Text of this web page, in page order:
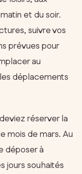
et du soir.
suivre vos
prévues pour
au
déplacements
réserver la
mois de mars. Au
déposer à
jours souhaités